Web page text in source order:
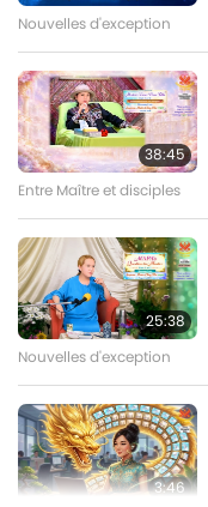
22:39
22:30
20:23
Nouvelles d'exception
38:45
Entre Maître et disciples
25:38
Nouvelles d'exception
3:46